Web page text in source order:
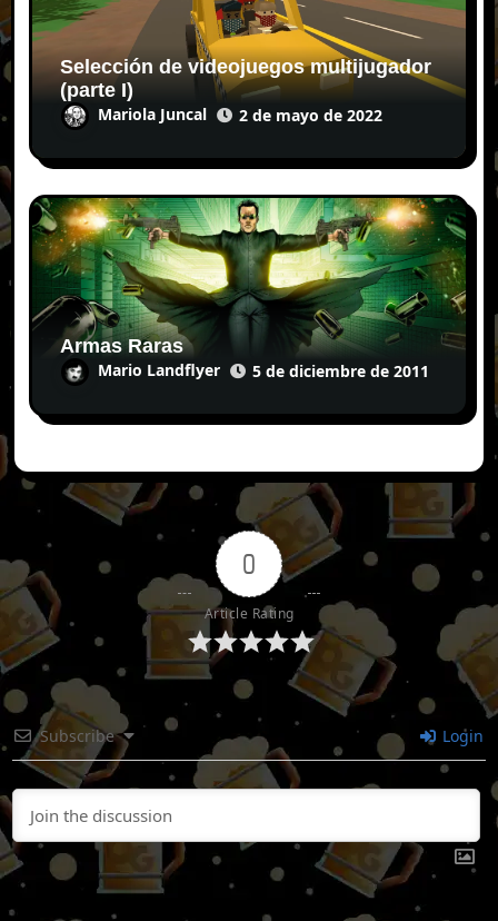
Selección de videojuegos multijugador
(parte I)
Mariola Juncal 2 de mayo de 2022
Armas Raras
Mario Landflyer 5 de diciembre de 2011
0
Article Rating
Subscribe Login